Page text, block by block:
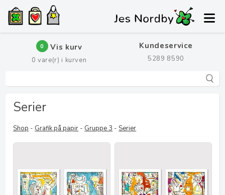
0 Vis kurv
0 vare(r) i kurven
Kundeservice
5289 8590
Serier
Shop - Grafik på papir - Gruppe 3 - Serier